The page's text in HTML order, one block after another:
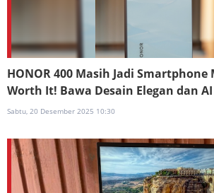
HONOR 400 Masih Jadi Smartphone
Worth It! Bawa Desain Elegan dan
Sabtu, 20 Desember 2025 10:30